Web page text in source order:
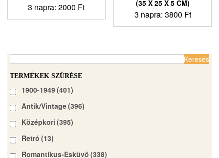
3 napra:2000 Ft (35 X 25 X 5 CM)
3 napra: 3800 Ft
TERMÉKEK SZŰRÉSE
1900-1949(401)
Antik/Vintage(396)
Középkori (395)
Retró (13)
Romantikus-Esküvő (338)